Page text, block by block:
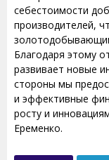
себестоимости
производителей,
Благодаря этому
развивает новые
стороны мы
и эффективные
росту и
Еременко.